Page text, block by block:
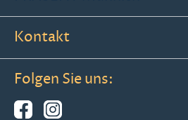
Kontakt
Folgen Sie uns: